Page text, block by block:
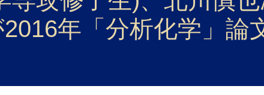
年「分析化学」論